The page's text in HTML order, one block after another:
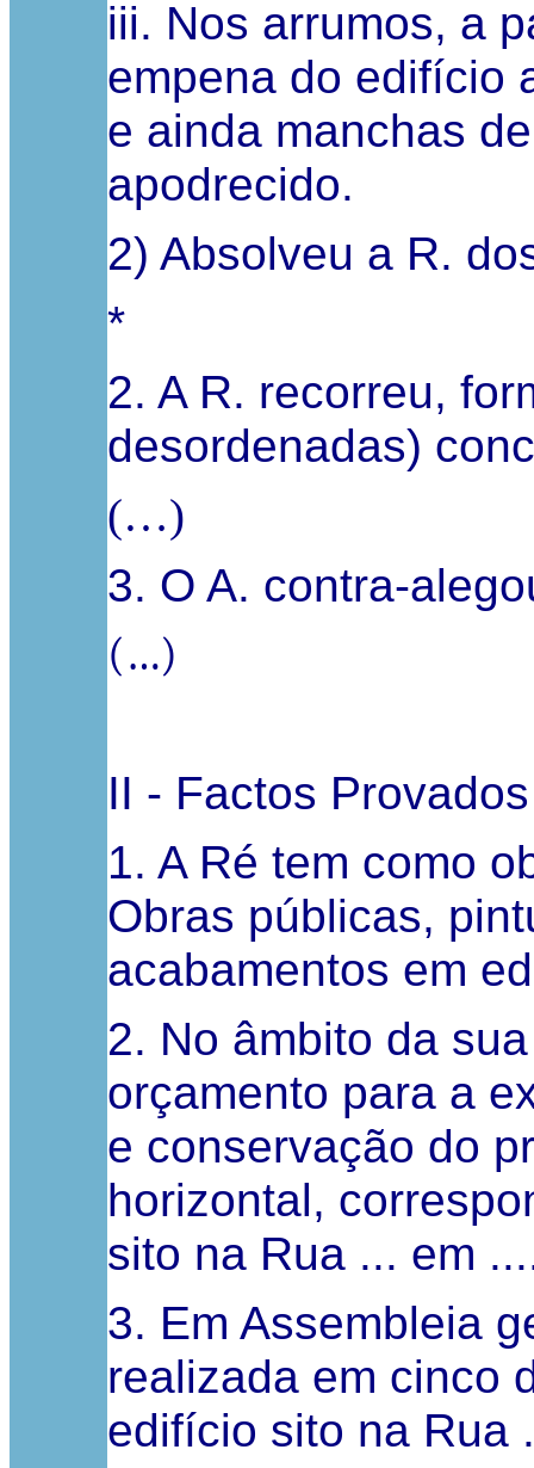
iii. Nos arrumos, a
empena do edifício
e ainda manchas
apodrecido.
2) Absolveu a R.
*
2. A R. recorreu,
desordenadas)
(…)
3. O A. contra-
(…)
II - Factos Provados
1. A Ré tem como
Obras públicas,
acabamentos em
2. No âmbito da
orçamento para a
e conservação do
horizontal,
sito na Rua ... em
3. Em Assembleia
realizada em cinco
edifício sito na Rua